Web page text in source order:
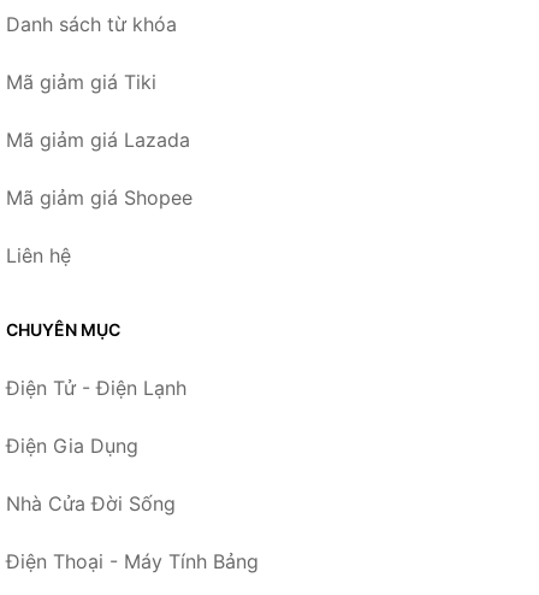
Danh sách từ khóa
Mã giảm giá Tiki
Mã giảm giá Lazada
Mã giảm giá Shopee
Liên hệ
CHUYÊN MỤC
Điện Tử - Điện Lạnh
Điện Gia Dụng
Nhà Cửa Đời Sống
Điện Thoại - Máy Tính Bảng